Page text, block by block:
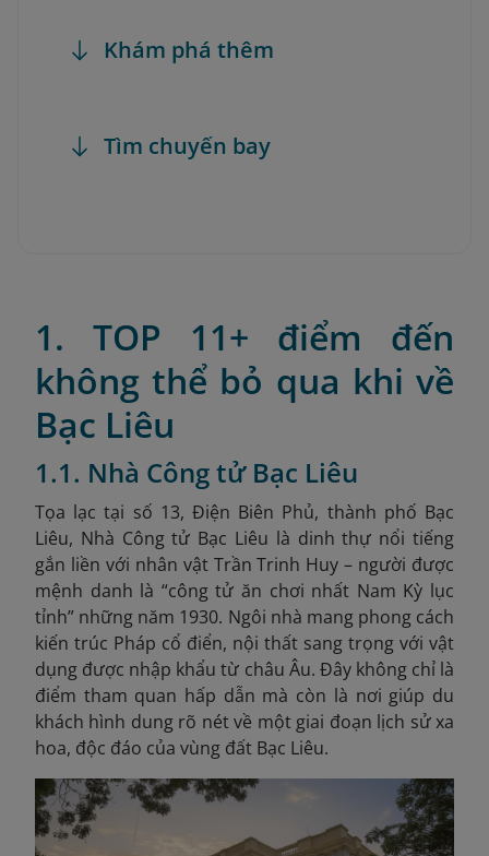
Khám phá thêm
Tìm chuyến bay
1. TOP 11+ điểm đến
không thể bỏ qua khi về
Bạc Liêu
1.1. Nhà Công tử Bạc Liêu
Tọa lạc tại số 13, Điện Biên Phủ, thành phố Bạc
Liêu, Nhà Công tử Bạc Liêu là dinh thự nổi tiếng
gắn liền với nhân vật Trần Trinh Huy – người được
mệnh danh là “công tử ăn chơi nhất Nam Kỳ lục
tỉnh” những năm 1930. Ngôi nhà mang phong cách
kiến trúc Pháp cổ điển, nội thất sang trọng với vật
dụng được nhập khẩu từ châu Âu. Đây không chỉ là
điểm tham quan hấp dẫn mà còn là nơi giúp du
khách hình dung rõ nét về một giai đoạn lịch sử xa
hoa, độc đáo của vùng đất Bạc Liêu.